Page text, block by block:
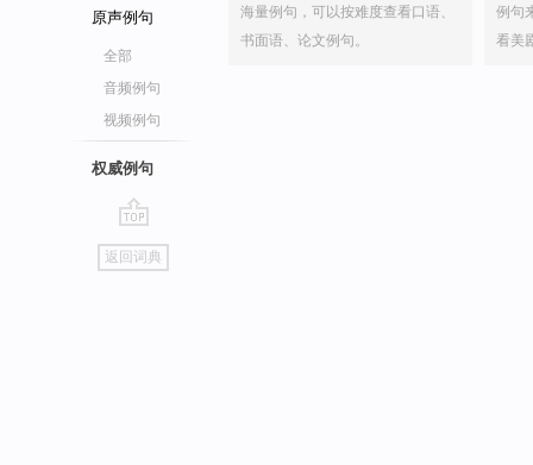
原声例句
全部
音频例句
视频例句
权威例句
go
top
返回词典
海量例句，可以按难度查看口语、
书面语、论文例句。
例句
看美